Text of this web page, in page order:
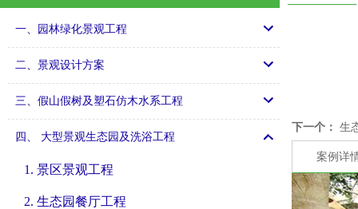
一、园林绿化景观工程
二、景观设计方案
三、假山假树及塑石仿木水系工程
四、 大型景观生态园及洗浴工程
1. 景区景观工程
2. 生态园餐厅工程
下一个： 生
案例详